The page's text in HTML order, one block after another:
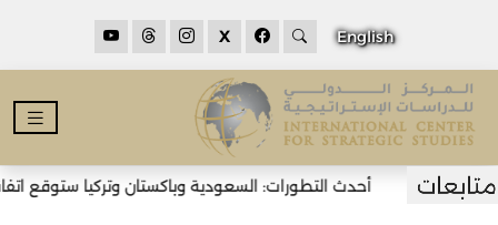
English
X
أحدث التطورات: السعودية وباكستان وتركيا ستوقع